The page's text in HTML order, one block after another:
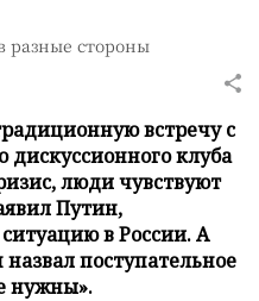
разные стороны
встречу с
клуба
люди чувствуют
Путин,
в России. А
поступательное
нужны».